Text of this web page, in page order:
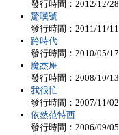
發行時間：2012/12/28
驚嘆號
發行時間：2011/11/11
跨時代
發行時間：2010/05/17
魔杰座
發行時間：2008/10/13
我很忙
發行時間：2007/11/02
依然范特西
發行時間：2006/09/05